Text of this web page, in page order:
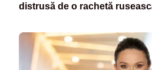
distrusă de o rachetă